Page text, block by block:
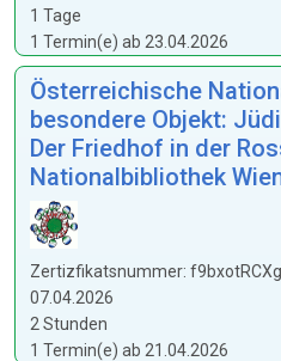
1 Tage
1 Termin(e) ab 23.04.2026
Österreichische
besondere Objekt:
Der Friedhof in der
Nationalbibliothek
Zertizfikatsnummer: f9bxotRCXg
07.04.2026
2 Stunden
1 Termin(e) ab 21.04.2026